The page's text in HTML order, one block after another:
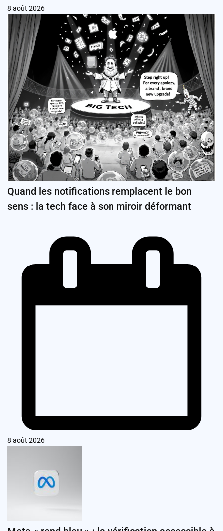
8 août 2026
Quand les notifications remplacent le bon
sens : la tech face à son miroir déformant
8 août 2026